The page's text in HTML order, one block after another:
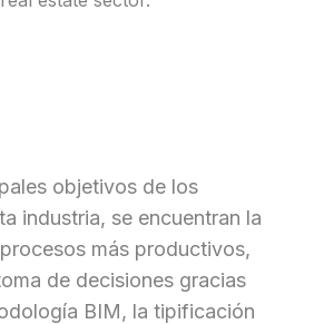
objetivos de los
industria, se encuentran la
más productivos,
de decisiones gracias
BIM, la tipificación